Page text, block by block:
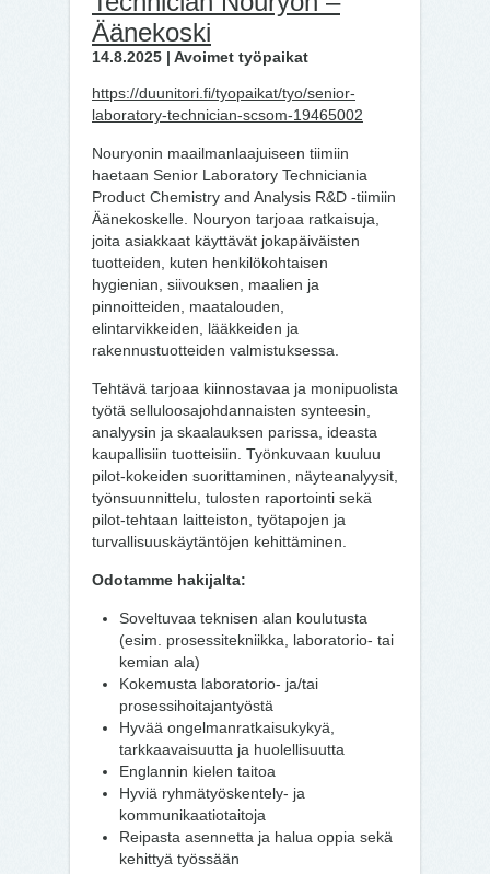
Äänekoski
14.8.2025 | Avoimet työpaikat
https://duunitori.fi/tyopaikat/tyo/senior-
laboratory-technician-scsom-19465002
Nouryonin maailmanlaajuiseen tiimiin
haetaan Senior Laboratory Techniciania
Product Chemistry and Analysis R&D -tiimiin
Äänekoskelle. Nouryon tarjoaa ratkaisuja,
joita asiakkaat käyttävät jokapäiväisten
tuotteiden, kuten henkilökohtaisen
hygienian, siivouksen, maalien ja
pinnoitteiden, maatalouden,
elintarvikkeiden, lääkkeiden ja
rakennustuotteiden valmistuksessa.
Tehtävä tarjoaa kiinnostavaa ja monipuolista
työtä selluloosajohdannaisten synteesin,
analyysin ja skaalauksen parissa, ideasta
kaupallisiin tuotteisiin. Työnkuvaan kuuluu
pilot-kokeiden suorittaminen, näyteanalyysit,
työnsuunnittelu, tulosten raportointi sekä
pilot-tehtaan laitteiston, työtapojen ja
turvallisuuskäytäntöjen kehittäminen.
Odotamme hakijalta:
Soveltuvaa teknisen alan koulutusta
(esim. prosessitekniikka, laboratorio- tai
kemian ala)
Kokemusta laboratorio- ja/tai
prosessihoitajantyöstä
Hyvää ongelmanratkaisukykyä,
tarkkaavaisuutta ja huolellisuutta
Englannin kielen taitoa
Hyviä ryhmätyöskentely- ja
kommunikaatiotaitoja
Reipasta asennetta ja halua oppia sekä
kehittyä työssään